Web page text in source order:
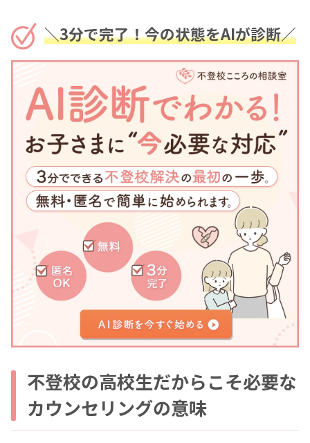
＼3分で完了！今の状態をAIが診断／
不登校の高校生だからこそ必要な
カウンセリングの意味